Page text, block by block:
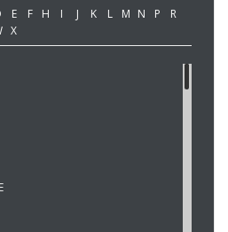
E F H I J K L M N P
R
X